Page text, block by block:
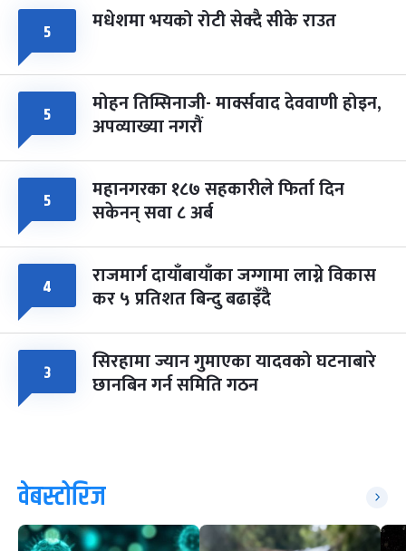
५ मधेशमा भयको रोटी सेक्दै सीके राउत
५ मोहन तिम्सिनाजी- मार्क्सवाद देववाणी होइन,
अपव्याख्या नगरौं
५ महानगरका १८७ सहकारीले फिर्ता दिन
सकेनन् सवा ८ अर्ब
४ राजमार्ग दायाँबायाँका जग्गामा लाग्ने विकास
कर ५ प्रतिशत बिन्दु बढाइँदै
३ सिरहामा ज्यान गुमाएका यादवको घटनाबारे
छानबिन गर्न समिति गठन
वेबस्टोरिज